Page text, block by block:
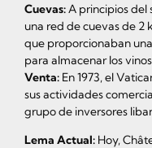
Cuevas: A principios del
una red de cuevas de 2
que proporcionaban
para almacenar los
Venta: En 1973, el
sus actividades
grupo de inversores
Lema Actual: Hoy,